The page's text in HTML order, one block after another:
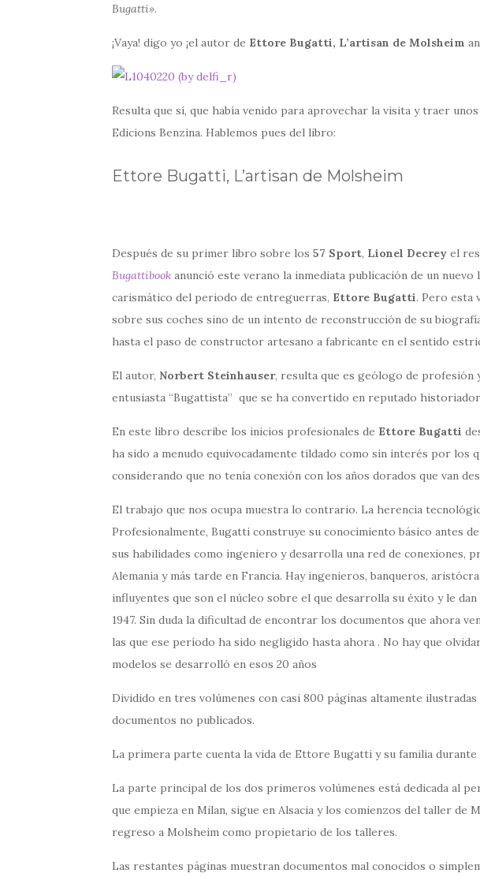
Bugatti».
¡Vaya! digo yo ¡el autor de Ettore Bugatti, L’artisan de Molsheim
Resulta que sí, que había venido para aprovechar la visita y traer
Edicions Benzina. Hablemos pues del libro:
Ettore Bugatti, L’artisan de Molsheim
Después de su primer libro sobre los 57 Sport, Lionel Decrey el
Bugattibook anunció este verano la inmediata publicación de un
carismático del periodo de entreguerras, Ettore Bugatti. Pero esta
sobre sus coches sino de un intento de reconstrucción de su
hasta el paso de constructor artesano a fabricante en el sentido
El autor, Norbert Steinhauser, resulta que es geólogo de profesión
entusiasta “Bugattista” que se ha convertido en reputado
En este libro describe los inicios profesionales de Ettore Bugatti
ha sido a menudo equivocadamente tildado como sin interés por los
considerando que no tenía conexión con los años dorados que van
El trabajo que nos ocupa muestra lo contrario. La herencia
Profesionalmente, Bugatti construye su conocimiento básico antes
sus habilidades como ingeniero y desarrolla una red de conexiones,
Alemania y más tarde en Francia. Hay ingenieros, banqueros,
influyentes que son el núcleo sobre el que desarrolla su éxito y le
1947. Sin duda la dificultad de encontrar los documentos que ahora
las que ese período ha sido negligido hasta ahora . No hay que
modelos se desarrolló en esos 20 años
Dividido en tres volúmenes con casi 800 páginas altamente
documentos no publicados.
La primera parte cuenta la vida de Ettore Bugatti y su familia durante
La parte principal de los dos primeros volúmenes está dedicada al
que empieza en Milan, sigue en Alsacia y los comienzos del taller de
regreso a Molsheim como propietario de los talleres.
Las restantes páginas muestran documentos mal conocidos o